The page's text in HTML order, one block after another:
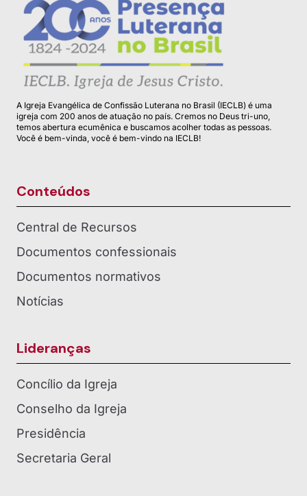
A Igreja Evangélica de Confissão Luterana no Brasil (IECLB) é uma
igreja com 200 anos de atuação no país. Cremos no Deus tri-uno,
temos abertura ecumênica e buscamos acolher todas as pessoas.
Você é bem-vinda, você é bem-vindo na IECLB!
Conteúdos
Central de Recursos
Documentos confessionais
Documentos normativos
Notícias
Lideranças
Concílio da Igreja
Conselho da Igreja
Presidência
Secretaria Geral